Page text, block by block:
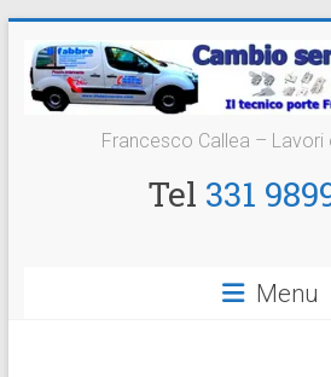
contenuto
Cambio
Serratura
Francesco Callea – Lavori
Tel 331
Menu